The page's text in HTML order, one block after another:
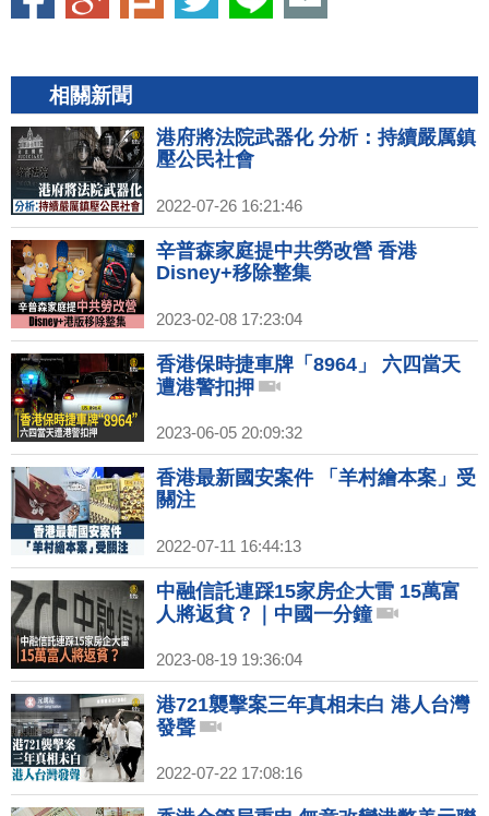
相關新聞
港府將法院武器化 分析：持續嚴厲鎮
壓公民社會
2022-07-26 16:21:46
辛普森家庭提中共勞改營 香港
Disney+移除整集
2023-02-08 17:23:04
香港保時捷車牌「8964」 六四當天
遭港警扣押
2023-06-05 20:09:32
香港最新國安案件 「羊村繪本案」受
關注
2022-07-11 16:44:13
中融信託連踩15家房企大雷 15萬富
人將返貧？｜中國一分鐘
2023-08-19 19:36:04
港721襲擊案三年真相未白 港人台灣
發聲
2022-07-22 17:08:16